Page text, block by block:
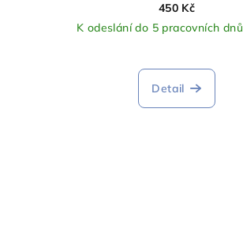
450 Kč
K odeslání do 5 pracovních dnů
Detail